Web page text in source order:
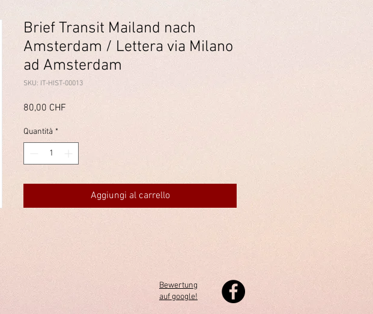
Brief Transit Mailand nach
Amsterdam / Lettera via Milano
ad Amsterdam
SKU: IT-HIST-00013
80,00 CHF
Quantità *
Aggiungi al carrello
Bewertung
auf google!